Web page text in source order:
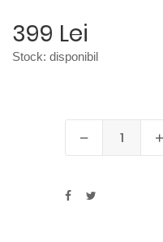
399 Lei
Stock: disponibil